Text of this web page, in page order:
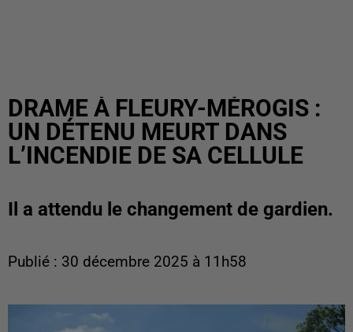
DRAME À FLEURY-MÉROGIS :
UN DÉTENU MEURT DANS
L’INCENDIE DE SA CELLULE
Il a attendu le changement de gardien.
Publié : 30 décembre 2025 à 11h58